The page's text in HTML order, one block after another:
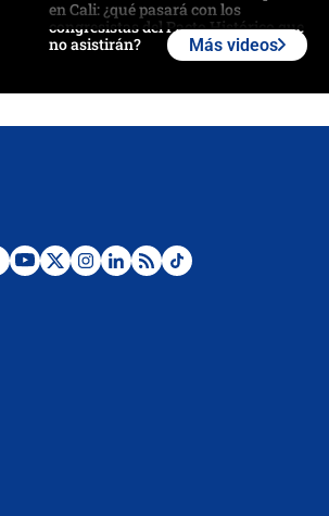
en Cali: ¿qué pasará con los
congresistas del Pacto Histórico que
no asistirán?
¿Por qué De la Espriella gobernará
Más videos